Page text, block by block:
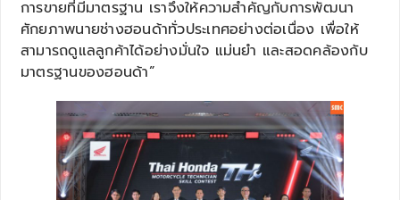
การขายที่มีมาตรฐาน เราจึงให้ความสำคัญกับการพัฒนา
ศักยภาพนายช่างฮอนด้าทั่วประเทศอย่างต่อเนื่อง เพื่อให้
สามารถดูแลลูกค้าได้อย่างมั่นใจ แม่นยำ และสอดคล้องกับ
มาตรฐานของฮอนด้า”